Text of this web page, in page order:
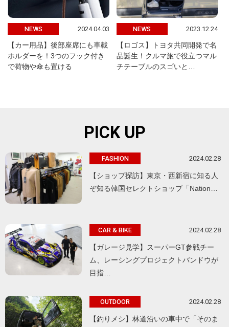
NEWS 2024.04.03
【カー用品】後部座席にも車載
ホルダーを！3つのフック付き
で荷物や傘も置ける
NEWS 2023.12.24
【ロゴス】トヨタ共同開発で名
品誕生！クルマ旅で役立つマル
チテーブルのスゴいと…
PICK UP
FASHION 2024.02.28
【ショップ探訪】東京・西新宿に知る人
ぞ知る韓国セレクトショップ「Nation…
CAR & BIKE 2024.02.28
【ガレージ見学】スーパーGT参戦チー
ム、レーシングプロジェクトバンドウが
目指…
OUTDOOR 2024.02.28
【釣りメシ】林道沿いの車中で「そのま